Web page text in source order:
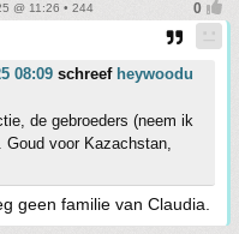
@ 11:26 • 244
08:09 schreef heywoodu
de gebroeders (neem ik
Goud voor Kazachstan,
geen familie van Claudia.